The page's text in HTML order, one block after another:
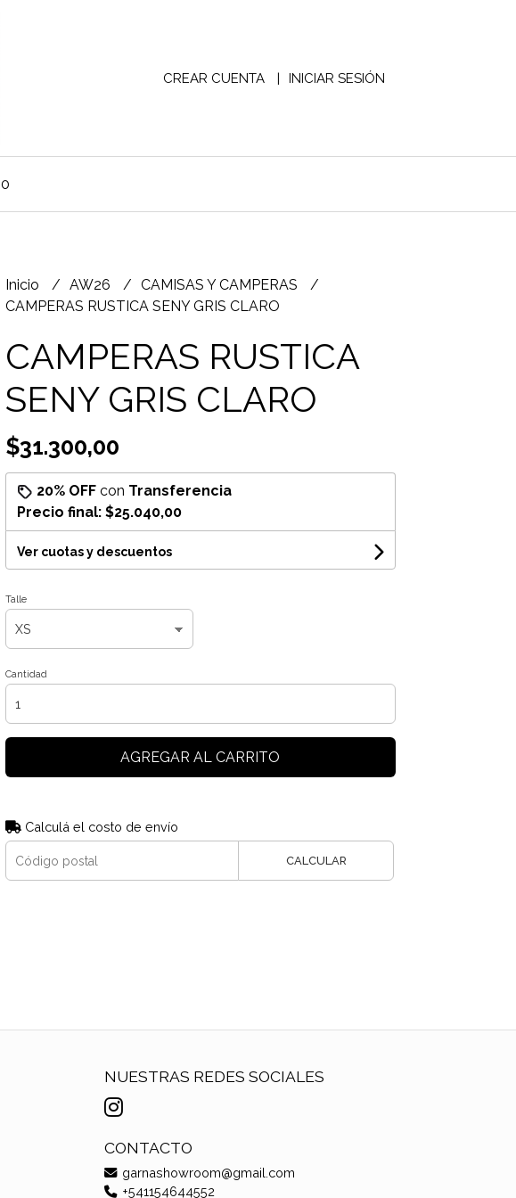
CREAR CUENTA INICIAR SESIÓN
0
Inicio AW26
CAMISAS Y CAMPERAS
CAMPERAS RUSTICA SENY GRIS CLARO
CAMPERAS RUSTICA
SENY GRIS CLARO
$31.300,00
20% OFFcon Transferencia
Precio final: $25.040,00
Ver cuotas y descuentos
Talle
Cantidad
AGREGAR AL CARRITO
Calculá el costo de envío
CALCULAR
NUESTRAS REDES SOCIALES
CONTACTO
garnashowroom@gmail.com
+541154644552